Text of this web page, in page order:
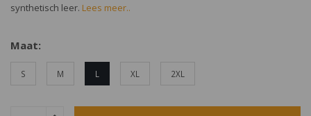
synthetisch leer. Lees meer..
Maat:
S M L XL 2XL